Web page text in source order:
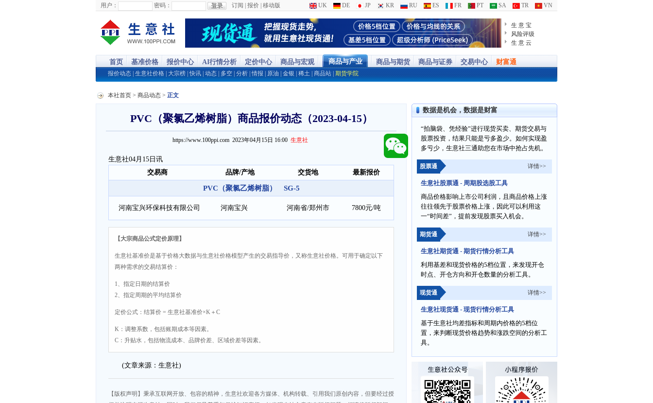
用户： 密码： 订阅 报价 移动版 UK DE JP KR RU ES FR PT SA TR VN
生 意 宝
风险评级
生 意 云
首页 基准价格 报价中心 AI行情分析 定价中心 商品与宏观 商品与产业 商品与期货 商品与证券 交易中心 财富通
报价动态 生意社价格 大宗榜 |快讯 动态 多空 分析 |情报 原油 金银 稀土 商品站 期货学院
本社首页 > 商品动态 > 正文
PVC（聚氯乙烯树脂）商品报价动态（2023-04-15）
https://www.100ppi.com 2023年04月15日 16:00 生意社
生意社04月15日讯
交易商
品牌/产地 交货地 最新报价
PVC（聚氯乙烯树脂） SG-5
河南宝兴环保科技有限公司 河南宝兴 河南省/郑州市 7800元/吨
【大宗商品公式定价原理】
生意社基准价是基于价格大数据与生意社价格模型产生的交易指导价，又称生意社价格。可用于确定以下
两种需求的交易结算价：
1、指定日期的结算价
2、指定周期的平均结算价
定价公式：结算价 = 生意社基准价×K＋C
K：调整系数，包括账期成本等因素。
C：升贴水，包括物流成本、品牌价差、区域价差等因素。
(文章来源：生意社)
【版权声明】秉承互联网开放、包容的精神，生意社欢迎各方媒体、机构转载、引用我们原创内容，但要经过授
数据是机会，数据是财富
“拍脑袋、凭经验”进行现货买卖、期货交易与
股票投资，结果只能是亏多盈少。如何实现盈
多亏少，生意社三通助您在市场中抢占先机。
股票通 详情>>
生意社股票通 - 周期股选股工具
商品价格影响上市公司利润，且商品价格上涨
往往领先于股票价格上涨，因此可以利用这
一“时间差”，提前发现股票买入机会。
期货通 详情>>
生意社期货通 - 期货行情分析工具
利用基差和现货价格的5档位置，来发现开仓
时点、开仓方向和开仓数量的分析工具。
现货通 详情>>
生意社现货通 - 现货行情分析工具
基于生意社均差指标和周期内价格的5档位
置，来判断现货价格趋势和涨跌空间的分析工
具。